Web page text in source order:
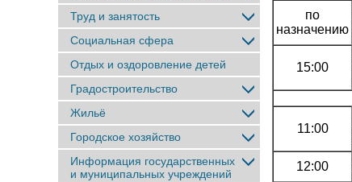
Труд и занятость
Социальная сфера
Отдых и оздоровление детей
Градостроительство
Жильё
Городское хозяйство
Информация государственных
и муниципальных учреждений
по
назначению
15:00
11:00
12:00